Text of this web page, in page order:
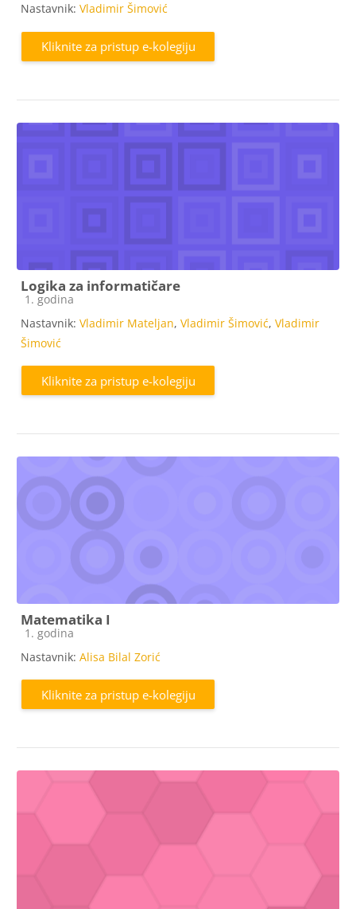
Nastavnik: Vladimir Šimović
Kliknite za pristup e-kolegiju
Logika za informatičare
Kategorija e-kolegija
1. godina
Nastavnik: Vladimir Mateljan, Vladimir Šimović, Vladimir
Šimović
Kliknite za pristup e-kolegiju
Matematika I
Kategorija e-kolegija
1. godina
Nastavnik: Alisa Bilal Zorić
Kliknite za pristup e-kolegiju